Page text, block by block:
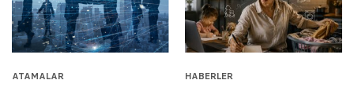
ATAMALAR HABERLER